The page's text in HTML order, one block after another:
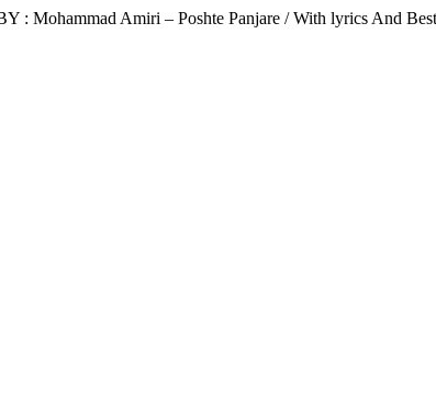
: Mohammad Amiri – Poshte Panjare / With lyrics And